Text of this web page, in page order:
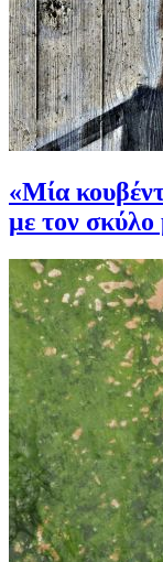
«Μία
με τον σκύλο